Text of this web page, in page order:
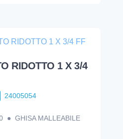
RIDOTTO 1 X 3/4
24005054
● GHISA MALLEABILE